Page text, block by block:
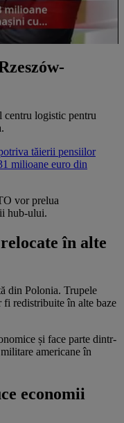
centru logistic pentru
tăierii pensiilor
milioane euro din
vor prelua
hub-ului.
în alte
din Polonia. Trupele
fi redistribuite în alte baze
și face parte dintr-
americane în
economii